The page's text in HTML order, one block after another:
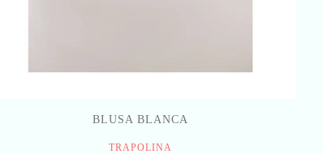
BLUSA BLANCA
TRAPOLINA